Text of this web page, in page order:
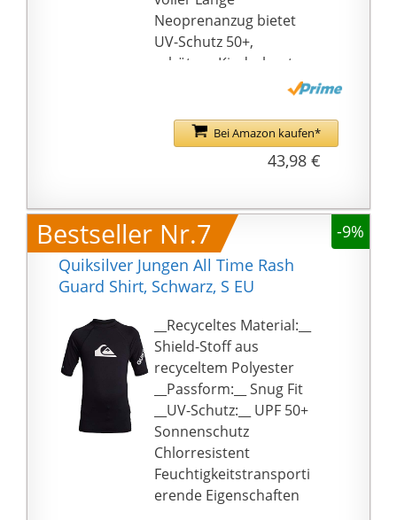
Neoprenanzug bietet
UV-Schutz 50+,
schützen Kinderhaut
Reißverschluss hinten
mit extra langem
Riemen, einfach ohne
auszuziehen.
★ Anlässe: Der Kinder-
Neoprenanzug eignet
sich perfekt für
Wassersportarten wie
Tauchen, Schwimmen,
Schnorcheln, Surfen,
Paddeln, Bootfahren,
Windsurfen,
Kajakfahren und so
weiter.
★ Größenhinweis: Der
Badeanzug ist
möglicherweise etwas
eng, wenn er beim
Bei Amazon kaufen*
43,98 €
Bestseller Nr.7
-9%
Quiksilver Jungen All Time Rash
Guard Shirt, Schwarz, S EU
__Recyceltes Material:__
Shield-Stoff aus
recyceltem Polyester
__Passform:__ Snug Fit
__UV-Schutz:__ UPF 50+
Sonnenschutz
Chlorresistent
Feuchtigkeitstransporti
erende Eigenschaften